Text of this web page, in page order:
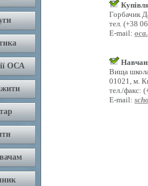
Горбачик
тел. (+38
E-mail:
Вища школа
01021, м.
тел./факс:
E-mail: